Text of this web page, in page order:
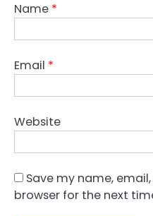
Name *
Email *
Website
Save my name,
browser for the next